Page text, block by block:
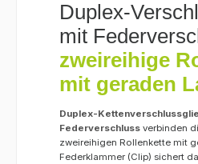
Duplex-
mit
zweireihige
mit geraden
Duplex-
Federverschlussverbinden
zweireihigen Rollenkette mit
Federklammer (Clip) sichert